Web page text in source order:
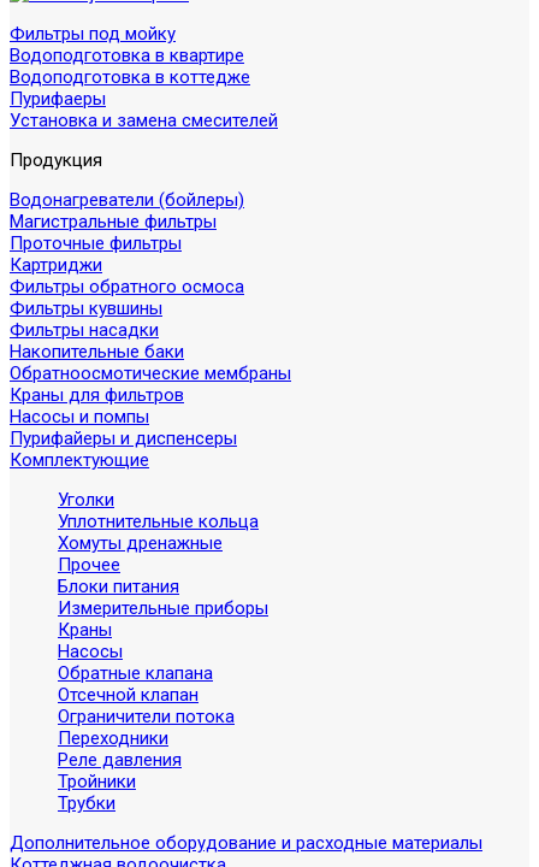
Фильтры под мойку
Водоподготовка в квартире
Водоподготовка в коттедже
Пурифаеры
Установка и замена смесителей
Продукция
Водонагреватели (бойлеры)
Магистральные фильтры
Проточные фильтры
Картриджи
Фильтры обратного осмоса
Фильтры кувшины
Фильтры насадки
Накопительные баки
Обратноосмотические мембраны
Краны для фильтров
Насосы и помпы
Пурифайеры и диспенсеры
Комплектующие
Уголки
Уплотнительные кольца
Хомуты дренажные
Прочее
Блоки питания
Измерительные приборы
Краны
Насосы
Обратные клапана
Отсечной клапан
Ограничители потока
Переходники
Реле давления
Тройники
Трубки
Дополнительное оборудование и расходные материалы